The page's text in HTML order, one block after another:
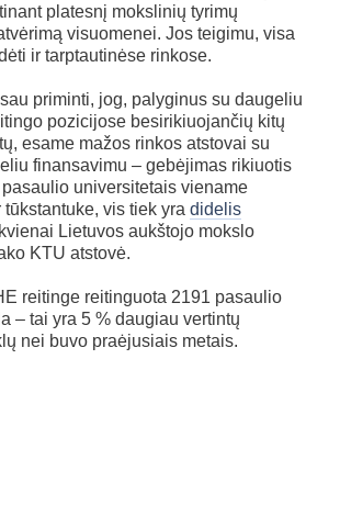
platesnį mokslinių tyrimų
visuomenei. Jos teigimu, visa
ir tarptautinėse rinkose.
priminti, jog, palyginus su daugeliu
pozicijose besirikiuojančių kitų
esame mažos rinkos atstovai su
finansavimu – gebėjimas rikiuotis
universitetais viename
vis tiek yra didelis
Lietuvos aukštojo mokslo
KTU atstovė.
reitinge reitinguota 2191 pasaulio
– tai yra 5 % daugiau vertintų
nei buvo praėjusiais metais.